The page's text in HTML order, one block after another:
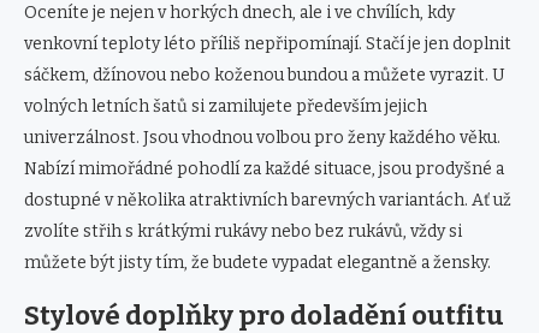
Oceníte je nejen v horkých dnech, ale i ve chvílích, kdy
venkovní teploty léto příliš nepřipomínají. Stačí je jen doplnit
sáčkem, džínovou nebo koženou bundou a můžete vyrazit. U
volných letních šatů si zamilujete především jejich
univerzálnost. Jsou vhodnou volbou pro ženy každého věku.
Nabízí mimořádné pohodlí za každé situace, jsou prodyšné a
dostupné v několika atraktivních barevných variantách. Ať už
zvolíte střih s krátkými rukávy nebo bez rukávů, vždy si
můžete být jisty tím, že budete vypadat elegantně a žensky.
Stylové doplňky pro doladění outfitu